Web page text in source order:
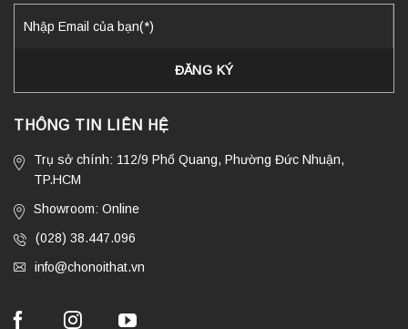
THÔNG TIN LIÊN HỆ
Trụ sở chính: 112/9 Phổ Quang, Phường Đức Nhuận,
TP.HCM
Showroom: Online
(028) 38.447.096
info@chonoithat.vn